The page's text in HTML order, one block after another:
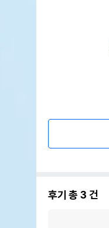
후기 총 3 건